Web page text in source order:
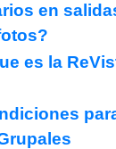
en
es la